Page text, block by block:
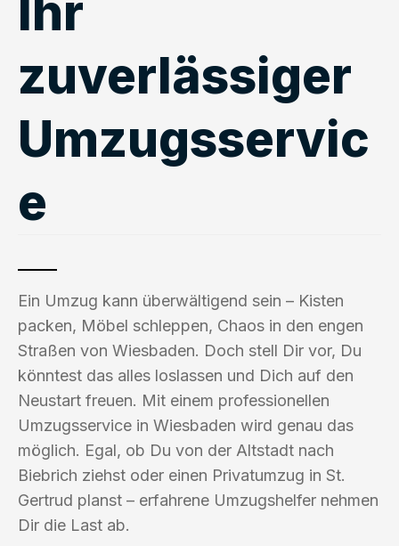
Ihr
zuverlässiger
Umzugsservic
e
Ein Umzug kann überwältigend sein – Kisten
packen, Möbel schleppen, Chaos in den engen
Straßen von Wiesbaden. Doch stell Dir vor, Du
könntest das alles loslassen und Dich auf den
Neustart freuen. Mit einem professionellen
Umzugsservice in Wiesbaden wird genau das
möglich. Egal, ob Du von der Altstadt nach
Biebrich ziehst oder einen Privatumzug in St.
Gertrud planst – erfahrene Umzugshelfer nehmen
Dir die Last ab.